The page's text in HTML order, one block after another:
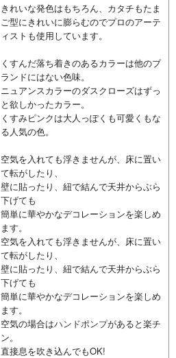
きれいな発色はもちろん、カタチもたま
ご型にきれいに膨らむのでプロのアーテ
ィストも使用しています。
くすんだ落ち着きのあるカラーは他のブ
ランドにはない色味。
ニュアンスカラーのダスクローズはずっ
と欲しかったカラー。
くすみピンクは大人っぽくも可愛くもな
る人気の色。
空気を入れても浮きませんが、床に置い
て転がしたり、
壁に貼ったり、紐で結んで天井からぶら
下げても
簡単に華やかなデコレーションを楽しめ
ます。
空気を入れても浮きませんが、床に置い
て転がしたり、
壁に貼ったり、紐で結んで天井からぶら
下げても
簡単に華やかなデコレーションを楽しめ
ます。
空気の場合はハンドポンプがあると楽チ
ン。
直接息を吹き込んでもOK!